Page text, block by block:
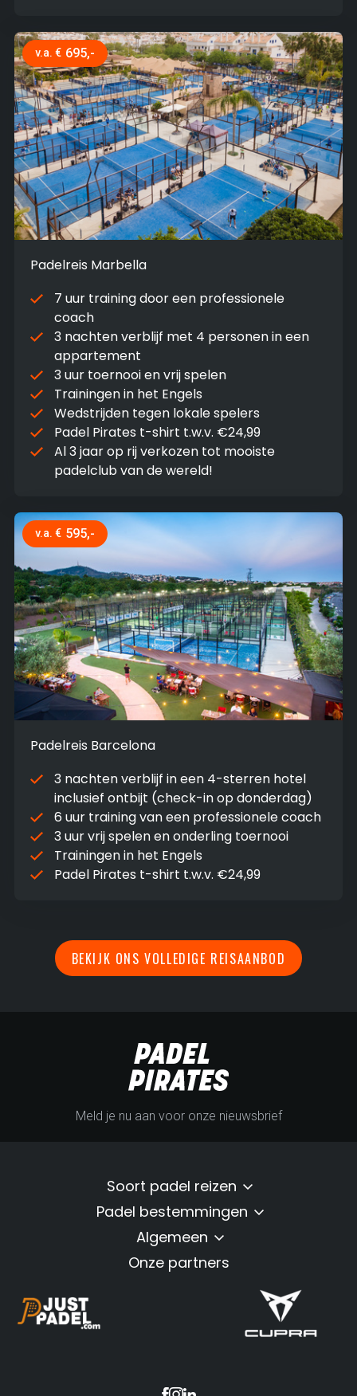
v.a. € 695,-
Padelreis Marbella
7 uur training door een professionele
coach
3 nachten verblijf met 4 personen in een
appartement
3 uur toernooi en vrij spelen
Trainingen in het Engels
Wedstrijden tegen lokale spelers
Padel Pirates t-shirt t.w.v. €24,99
Al 3 jaar op rij verkozen tot mooiste
padelclub van de wereld!
v.a. € 595,-
Padelreis Barcelona
3 nachten verblijf in een 4-sterren hotel
inclusief ontbijt (check-in op donderdag)
6 uur training van een professionele coach
3 uur vrij spelen en onderling toernooi
Trainingen in het Engels
Padel Pirates t-shirt t.w.v. €24,99
BEKIJK ONS VOLLEDIGE REISAANBOD
Meld je nu aan voor onze nieuwsbrief
Soort padel reizen
Padel bestemmingen
Algemeen
Onze partners